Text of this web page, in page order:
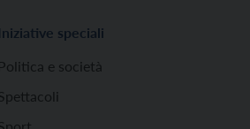
Iniziative speciali
Politica e società